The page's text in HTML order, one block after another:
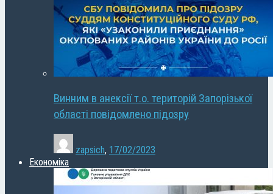
Винним в анексії т.о. територій Запорізької
області повідомлено підозру
zapsich, 17/02/2023
Економіка